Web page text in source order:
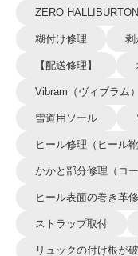
ZERO
糊付け修理 剥
【配送修理】
Vibram（ヴィブラム）
雪道用ソール
ヒール修理（ヒール
かかと部分修理（コー
ヒール表面の巻き革
ストラップ取付
リュックの付け根が